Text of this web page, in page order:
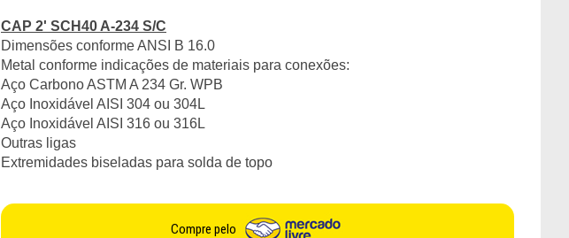
CAP 2' SCH40 A-234 S/C
Dimensões conforme ANSI B 16.0
Metal conforme indicações de materiais para conexões:
Aço Carbono ASTM A 234 Gr. WPB
Aço Inoxidável AISI 304 ou 304L
Aço Inoxidável AISI 316 ou 316L
Outras ligas
Extremidades biseladas para solda de topo
Compre pelo